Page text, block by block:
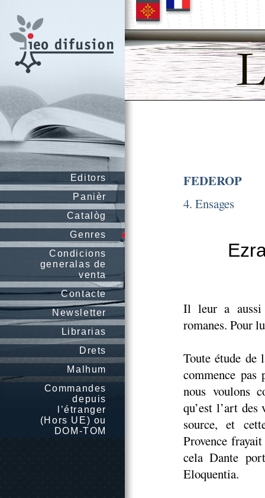
Editors
Panièr
Catalòg
Genres
Condicions
generalas de
venta
Contacte
Newsletter
Librarias
Drets
Malhum
Commandes
depuis
l’étranger
(Hors UE) ou
DOM-TOM
FEDEROP
4. Ensages
Il leur a aussi
romanes. Pour
Toute étude de
commence
nous voulons
qu’est l’art
source, et
Provence
cela Dante
Eloquentia.